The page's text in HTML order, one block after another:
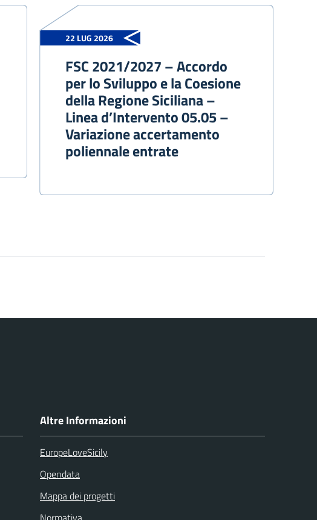
22 LUG 2026
FSC 2021/2027 – Accordo
per lo Sviluppo e la Coesione
della Regione Siciliana –
Linea d’Intervento 05.05 –
Variazione accertamento
poliennale entrate
Altre Informazioni
EuropeLoveSicily
Opendata
Mappa dei progetti